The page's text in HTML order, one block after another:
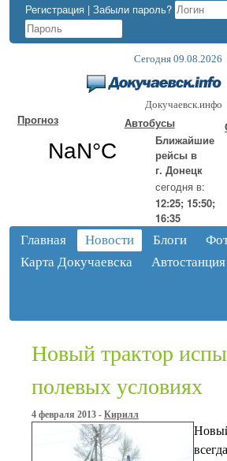
Регистрация | Забыли пароль?
Сегодня 09.08.2026
Докучаевск.инфо
Прогноз
Автобусы
Ближайшие
рейсы в
г. Донецк
сегодня в:
12:25; 15:50;
16:35
Главная Новости Блоги
Карта Докучаевска
Новый трактор
полевых условиях
4 февраля 2013 - Кирилл